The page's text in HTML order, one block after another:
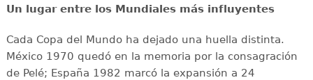
Un lugar entre los Mundiales más influyentes
Cada Copa del Mundo ha dejado una huella distinta.
México 1970 quedó en la memoria por la consagración
de Pelé; España 1982 marcó la expansión a 24